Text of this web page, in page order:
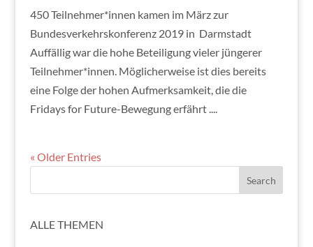
450 Teilnehmer*innen kamen im März zur
Bundesverkehrskonferenz 2019 in Darmstadt
Auffällig war die hohe Beteiligung vieler jüngerer
Teilnehmer*innen. Möglicherweise ist dies bereits
eine Folge der hohen Aufmerksamkeit, die die
Fridays for Future-Bewegung erfährt ....
« Older Entries
ALLE THEMEN